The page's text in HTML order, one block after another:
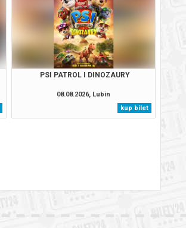
PSI PATROL I DINOZAURY
08.08.2026, Lubin
kup bilet